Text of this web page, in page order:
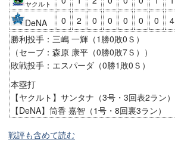
ヤクルト
DeNA
0 2 0 0 0 0 0 4
勝利投手：三嶋 一輝（1勝0敗0Ｓ）
（セーブ：森原 康平（0勝0敗7Ｓ））
敗戦投手：エスパーダ（0勝1敗0Ｓ）
本塁打
【ヤクルト】サンタナ（3号・3回表2ラン）
【DeNA】筒香 嘉智（1号・8回裏3ラン）
戦評も含めて読む